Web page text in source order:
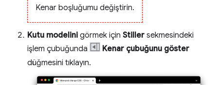
Kenar boşluğumu değiştirin.
Kutu modelini görmek için Stiller sekmesindeki
işlem çubuğunda
Kenar çubuğunu göster
düğmesini tıklayın.